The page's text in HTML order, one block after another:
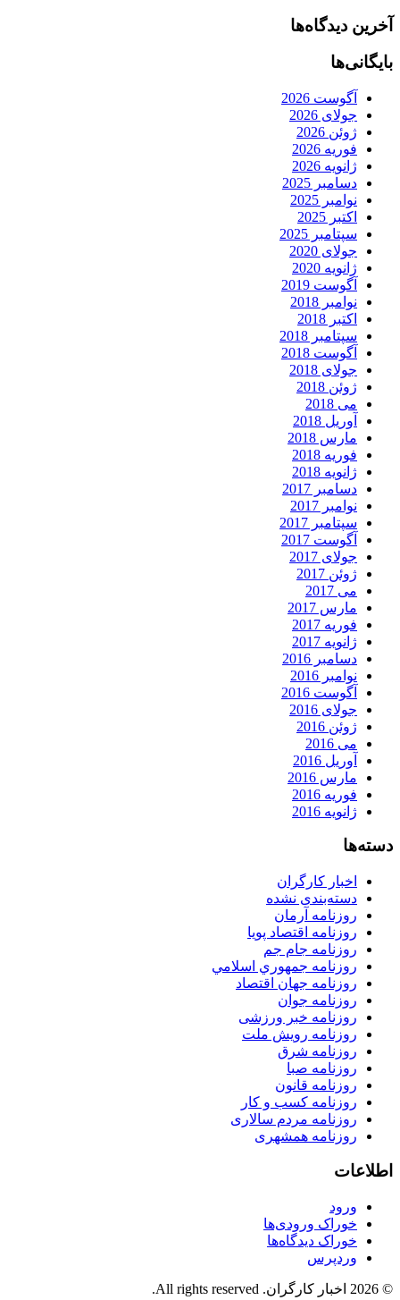
آخرین دیدگاه‌ها
بایگانی‌ها
آگوست 2026
جولای 2026
ژوئن 2026
فوریه 2026
ژانویه 2026
دسامبر 2025
نوامبر 2025
اکتبر 2025
سپتامبر 2025
جولای 2020
ژانویه 2020
آگوست 2019
نوامبر 2018
اکتبر 2018
سپتامبر 2018
آگوست 2018
جولای 2018
ژوئن 2018
می 2018
آوریل 2018
مارس 2018
فوریه 2018
ژانویه 2018
دسامبر 2017
نوامبر 2017
سپتامبر 2017
آگوست 2017
جولای 2017
ژوئن 2017
می 2017
مارس 2017
فوریه 2017
ژانویه 2017
دسامبر 2016
نوامبر 2016
آگوست 2016
جولای 2016
ژوئن 2016
می 2016
آوریل 2016
مارس 2016
فوریه 2016
ژانویه 2016
دسته‌ها
اخبار کارگران
دسته‌بندی نشده
روزنامه آرمان
روزنامه اقتصاد پویا
روزنامه جام جم
روزنامه جمهوري اسلامي
روزنامه جهان اقتصاد
روزنامه جوان
روزنامه خبر ورزشى
روزنامه رویش ملت
روزنامه شرق
روزنامه صبا
روزنامه قانون
روزنامه كسب و كار
روزنامه مردم سالاری
روزنامه همشهری
اطلاعات
ورود
خوراک ورودی‌ها
خوراک دیدگاه‌ها
وردپرس
© 2026 اخبار کارگران. All rights reserved.